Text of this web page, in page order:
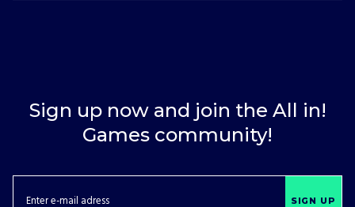
Sign up now and join the All in!
Games community!
SIGN UP